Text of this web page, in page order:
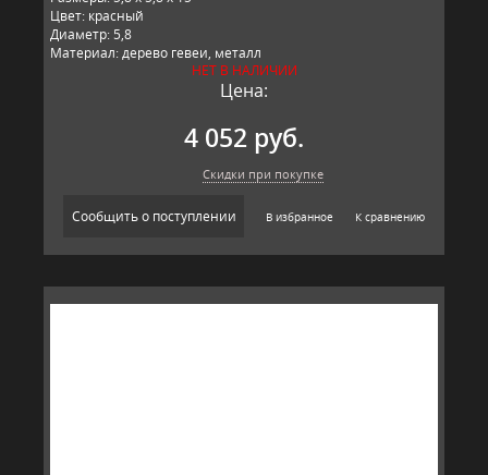
Цвет: красный
Диаметр: 5,8
Материал: дерево гевеи, металл
Производитель: T&G, Великобритания
НЕТ В НАЛИЧИИ
Цена:
4 052 руб.
Скидки при покупке
Сообщить о поступлении В избранное К сравнению